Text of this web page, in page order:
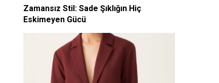
Zamansız Stil: Sade Şıklığın Hiç
Eskimeyen Gücü